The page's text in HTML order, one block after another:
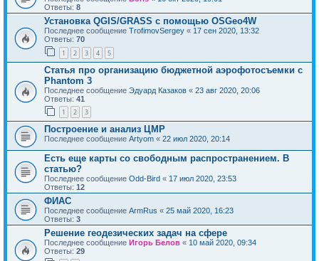
Ответы: 8
Установка QGIS/GRASS с помощью OSGeo4W
Последнее сообщение TrofimovSergey « 17 сен 2020, 13:32
Ответы: 70
1 2 3 4 5
Статья про организацию бюджетной аэрофотосъемки с
Phantom 3
Последнее сообщение Эдуард Казаков « 23 авг 2020, 20:06
Ответы: 41
1 2 3
Построение и анализ ЦМР
Последнее сообщение Artyom « 22 июл 2020, 20:14
Есть еще карты со свободным распространением. В
статью?
Последнее сообщение Odd-Bird « 17 июл 2020, 23:53
Ответы: 12
ФИАС
Последнее сообщение ArmRus « 25 май 2020, 16:23
Ответы: 3
Решение геодезических задач на сфере
Последнее сообщение Игорь Белов « 10 май 2020, 09:34
Ответы: 29